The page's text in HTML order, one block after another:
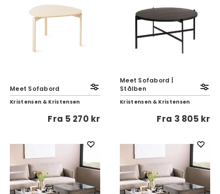
Meet Sofabord
Kristensen & Kristensen
Fra 5 270 kr
Meet Sofabord |
Stålben
Kristensen & Kristensen
Fra 3 805 kr